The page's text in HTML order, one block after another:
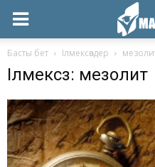
Басты бет Ілмексөздер
Ілмексөз: мезолит